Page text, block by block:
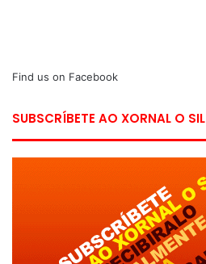
Find us on Facebook
SUBSCRÍBETE AO XORNAL O SIL